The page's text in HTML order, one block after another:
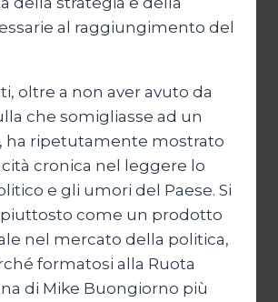
al raggiungimento del
oltre a non aver avuto da
che somigliasse ad un
ha ripetutamente mostrato
cronica nel leggere lo
e gli umori del Paese. Si
come un prodotto
nel mercato della politica,
formatosi alla Ruota
di Mike Buongiorno più